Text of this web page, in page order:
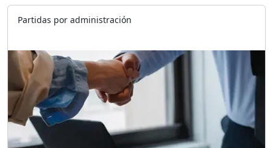
Partidas por administración